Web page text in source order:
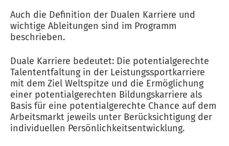
Auch die Definition der Dualen Karriere und
wichtige Ableitungen sind im Programm
beschrieben.
Duale Karriere bedeutet: Die potentialgerechte
Talententfaltung in der Leistungssportkarriere
mit dem Ziel Weltspitze und die Ermöglichung
einer potentialgerechten Bildungskarriere als
Basis für eine potentialgerechte Chance auf dem
Arbeitsmarkt jeweils unter Berücksichtigung der
individuellen Persönlichkeitsentwicklung.